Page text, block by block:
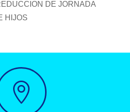
DE JORNADA
HIJOS
